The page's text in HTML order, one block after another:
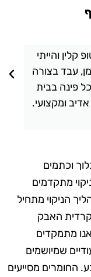
קלין והייתי
עבד בצורה
פינה בבית
ומקצועי.
וכתמים
מתקדמים
הניקוי מתחיל
האבק
מתמקדים
שמיושמים
החומרים מסייעים